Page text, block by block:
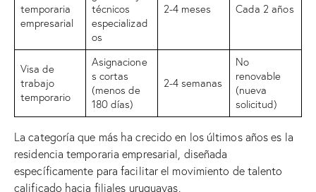
temporaria
empresarial
técnicos
especializad
os
2-4 meses Cada 2 años
Visa de
trabajo
temporario
Asignacione
s cortas
(menos de
180 días)
2-4 semanas
No
renovable
(nueva
solicitud)
La categoría que más ha crecido en los últimos años es la
residencia temporaria empresarial, diseñada
específicamente para facilitar el movimiento de talento
calificado hacia filiales uruguayas.